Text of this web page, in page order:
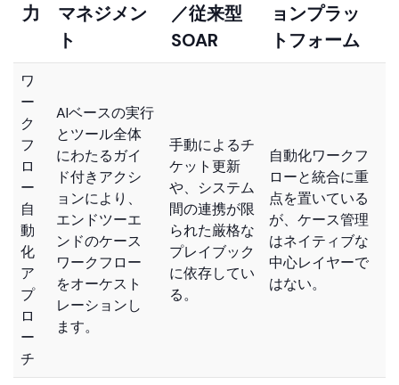
力
マネジメン
ト
／従来型
SOAR
ョンプラッ
トフォーム
ワ
ー
ク
フ
ロ
ー
自
動
化
ア
プ
ロ
ー
チ
AIベースの実行
とツール全体
にわたるガイ
ド付きアクシ
ョンにより、
エンドツーエ
ンドのケース
ワークフロー
をオーケスト
レーションし
ます。
手動によるチ
ケット更新
や、システム
間の連携が限
られた厳格な
プレイブック
に依存してい
る。
自動化ワークフ
ローと統合に重
点を置いている
が、ケース管理
はネイティブな
中心レイヤーで
はない。